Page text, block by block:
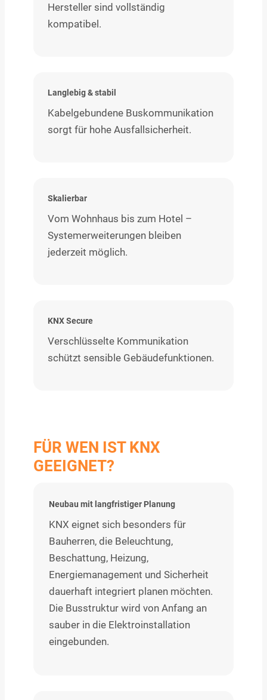
Hersteller sind vollständig
kompatibel.
Langlebig & stabil
Kabelgebundene Buskommunikation
sorgt für hohe Ausfallsicherheit.
Skalierbar
Vom Wohnhaus bis zum Hotel –
Systemerweiterungen bleiben
jederzeit möglich.
KNX Secure
Verschlüsselte Kommunikation
schützt sensible Gebäudefunktionen.
FÜR WEN IST KNX
GEEIGNET?
Neubau mit langfristiger Planung
KNX eignet sich besonders für
Bauherren, die Beleuchtung,
Beschattung, Heizung,
Energiemanagement und Sicherheit
dauerhaft integriert planen möchten.
Die Busstruktur wird von Anfang an
sauber in die Elektroinstallation
eingebunden.